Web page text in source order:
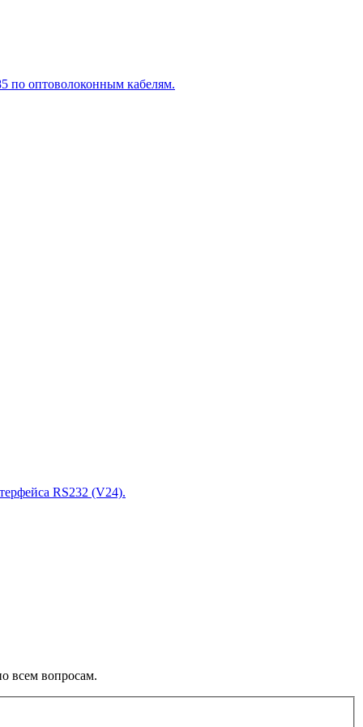
по оптоволоконным кабелям.
RS232 (V24).
всем вопросам.